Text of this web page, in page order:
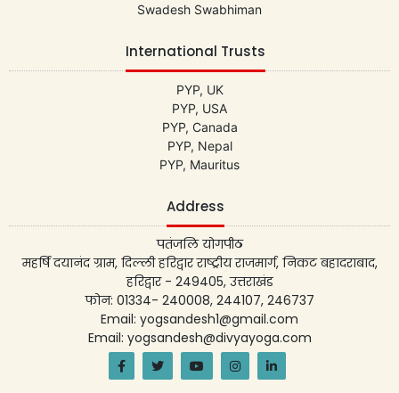
Swadesh Swabhiman
International Trusts
PYP, UK
PYP, USA
PYP, Canada
PYP, Nepal
PYP, Mauritus
Address
पतंजलि योगपीठ
महर्षि दयानंद ग्राम, दिल्ली हरिद्वार राष्ट्रीय राजमार्ग, निकट बहादराबाद,
हरिद्वार - 249405, उत्तराखंड
फोन: 01334- 240008, 244107, 246737
Email: yogsandesh1@gmail.com
Email: yogsandesh@divyayoga.com